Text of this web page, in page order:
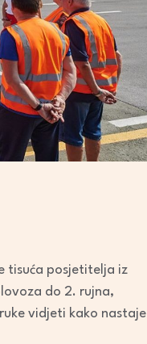
tisuća posjetitelja iz
do 2. rujna,
vidjeti kako nastaje